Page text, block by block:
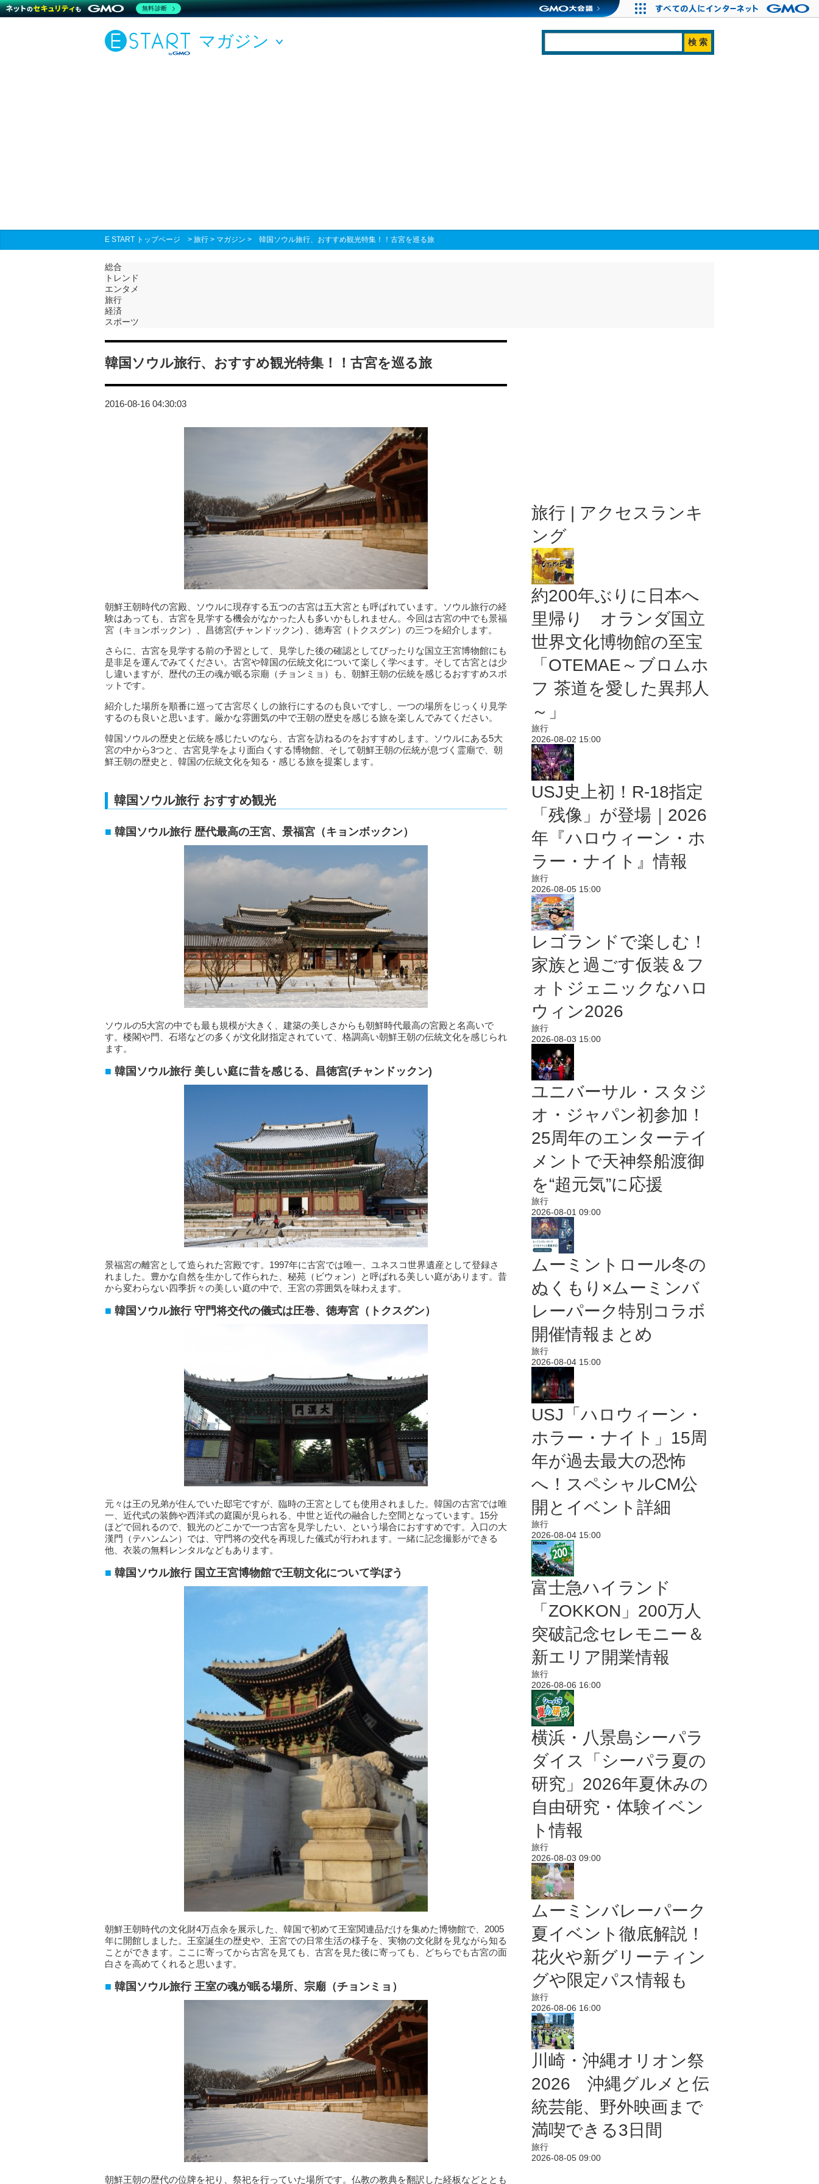
マガジン
E START トップページ > 旅行 > マガジン > 韓国ソウル旅行、おすすめ観光特集！！古宮を巡る旅
総合
トレンド
エンタメ
旅行
経済
スポーツ
韓国ソウル旅行、おすすめ観光特集！！古宮を巡る旅
2016-08-16 04:30:03
朝鮮王朝時代の宮殿、ソウルに現存する五つの古宮は五大宮とも呼ばれています。ソウル旅行の経
験はあっても、古宮を見学する機会がなかった人も多いかもしれません。今回は古宮の中でも景福
宮（キョンボックン）、昌徳宮(チャンドックン) 、徳寿宮（トクスグン）の三つを紹介します。
さらに、古宮を見学する前の予習として、見学した後の確認としてぴったりな国立王宮博物館にも
是非足を運んでみてください。古宮や韓国の伝統文化について楽しく学べます。そして古宮とは少
し違いますが、歴代の王の魂が眠る宗廟（チョンミョ）も、朝鮮王朝の伝統を感じるおすすめスポ
ットです。
紹介した場所を順番に巡って古宮尽くしの旅行にするのも良いですし、一つの場所をじっくり見学
するのも良いと思います。厳かな雰囲気の中で王朝の歴史を感じる旅を楽しんでみてください。
韓国ソウルの歴史と伝統を感じたいのなら、古宮を訪ねるのをおすすめします。ソウルにある5大
宮の中から3つと、古宮見学をより面白くする博物館、そして朝鮮王朝の伝統が息づく霊廟で、朝
鮮王朝の歴史と、韓国の伝統文化を知る・感じる旅を提案します。
韓国ソウル旅行 おすすめ観光
韓国ソウル旅行 歴代最高の王宮、景福宮（キョンボックン）
ソウルの5大宮の中でも最も規模が大きく、建築の美しさからも朝鮮時代最高の宮殿と名高いで
す。楼閣や門、石塔などの多くが文化財指定されていて、格調高い朝鮮王朝の伝統文化を感じられ
ます。
韓国ソウル旅行 美しい庭に昔を感じる、昌徳宮(チャンドックン)
景福宮の離宮として造られた宮殿です。1997年に古宮では唯一、ユネスコ世界遺産として登録さ
れました。豊かな自然を生かして作られた、秘苑（ビウォン）と呼ばれる美しい庭があります。昔
から変わらない四季折々の美しい庭の中で、王宮の雰囲気を味わえます。
韓国ソウル旅行 守門将交代の儀式は圧巻、徳寿宮（トクスグン）
元々は王の兄弟が住んでいた邸宅ですが、臨時の王宮としても使用されました。韓国の古宮では唯
一、近代式の装飾や西洋式の庭園が見られる、中世と近代の融合した空間となっています。15分
ほどで回れるので、観光のどこかで一つ古宮を見学したい、という場合におすすめです。入口の大
漢門（テハンムン）では、守門将の交代を再現した儀式が行われます。一緒に記念撮影ができる
他、衣装の無料レンタルなどもあります。
韓国ソウル旅行 国立王宮博物館で王朝文化について学ぼう
朝鮮王朝時代の文化財4万点余を展示した、韓国で初めて王室関連品だけを集めた博物館で、2005
年に開館しました。王室誕生の歴史や、王宮での日常生活の様子を、実物の文化財を見ながら知る
ことができます。ここに寄ってから古宮を見ても、古宮を見た後に寄っても、どちらでも古宮の面
白さを高めてくれると思います。
韓国ソウル旅行 王室の魂が眠る場所、宗廟（チョンミョ）
朝鮮王朝の歴代の位牌を祀り、祭祀を行っていた場所です。仏教の教典を翻訳した経板などととも
旅行 | アクセスランキ
ング
約200年ぶりに日本へ
里帰り オランダ国立
世界文化博物館の至宝
「OTEMAE～ブロムホ
フ 茶道を愛した異邦人
～」
旅行
2026-08-02 15:00
USJ史上初！R-18指定
「残像」が登場｜2026
年『ハロウィーン・ホ
ラー・ナイト』情報
旅行
2026-08-05 15:00
レゴランドで楽しむ！
家族と過ごす仮装＆フ
ォトジェニックなハロ
ウィン2026
旅行
2026-08-03 15:00
ユニバーサル・スタジ
オ・ジャパン初参加！
25周年のエンターテイ
メントで天神祭船渡御
を“超元気”に応援
旅行
2026-08-01 09:00
ムーミントロール冬の
ぬくもり×ムーミンバ
レーパーク特別コラボ
開催情報まとめ
旅行
2026-08-04 15:00
USJ「ハロウィーン・
ホラー・ナイト」15周
年が過去最大の恐怖
へ！スペシャルCM公
開とイベント詳細
旅行
2026-08-04 15:00
富士急ハイランド
「ZOKKON」200万人
突破記念セレモニー＆
新エリア開業情報
旅行
2026-08-06 16:00
横浜・八景島シーパラ
ダイス「シーパラ夏の
研究」2026年夏休みの
自由研究・体験イベン
ト情報
旅行
2026-08-03 09:00
ムーミンバレーパーク
夏イベント徹底解説！
花火や新グリーティン
グや限定パス情報も
旅行
2026-08-06 16:00
川崎・沖縄オリオン祭
2026 沖縄グルメと伝
統芸能、野外映画まで
満喫できる3日間
旅行
2026-08-05 09:00
無料診断